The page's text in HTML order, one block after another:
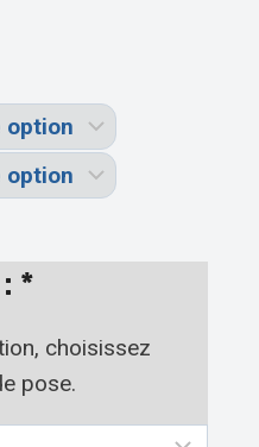
*
choisissez
pose.